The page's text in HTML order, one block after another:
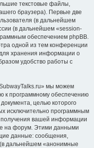
текстовые файлы,
браузера). Первые две
(в дальнейшем
(в дальнейшем «session-
обеспечением phpBB.
одной из тем конференции
хранения информации о
удобство работы с
мы можем
к программному обеспечению
целью которого
исключительно программным
вашей информации
на форум. Этими данными
данные: сообщения,
дальнейшем «анонимные